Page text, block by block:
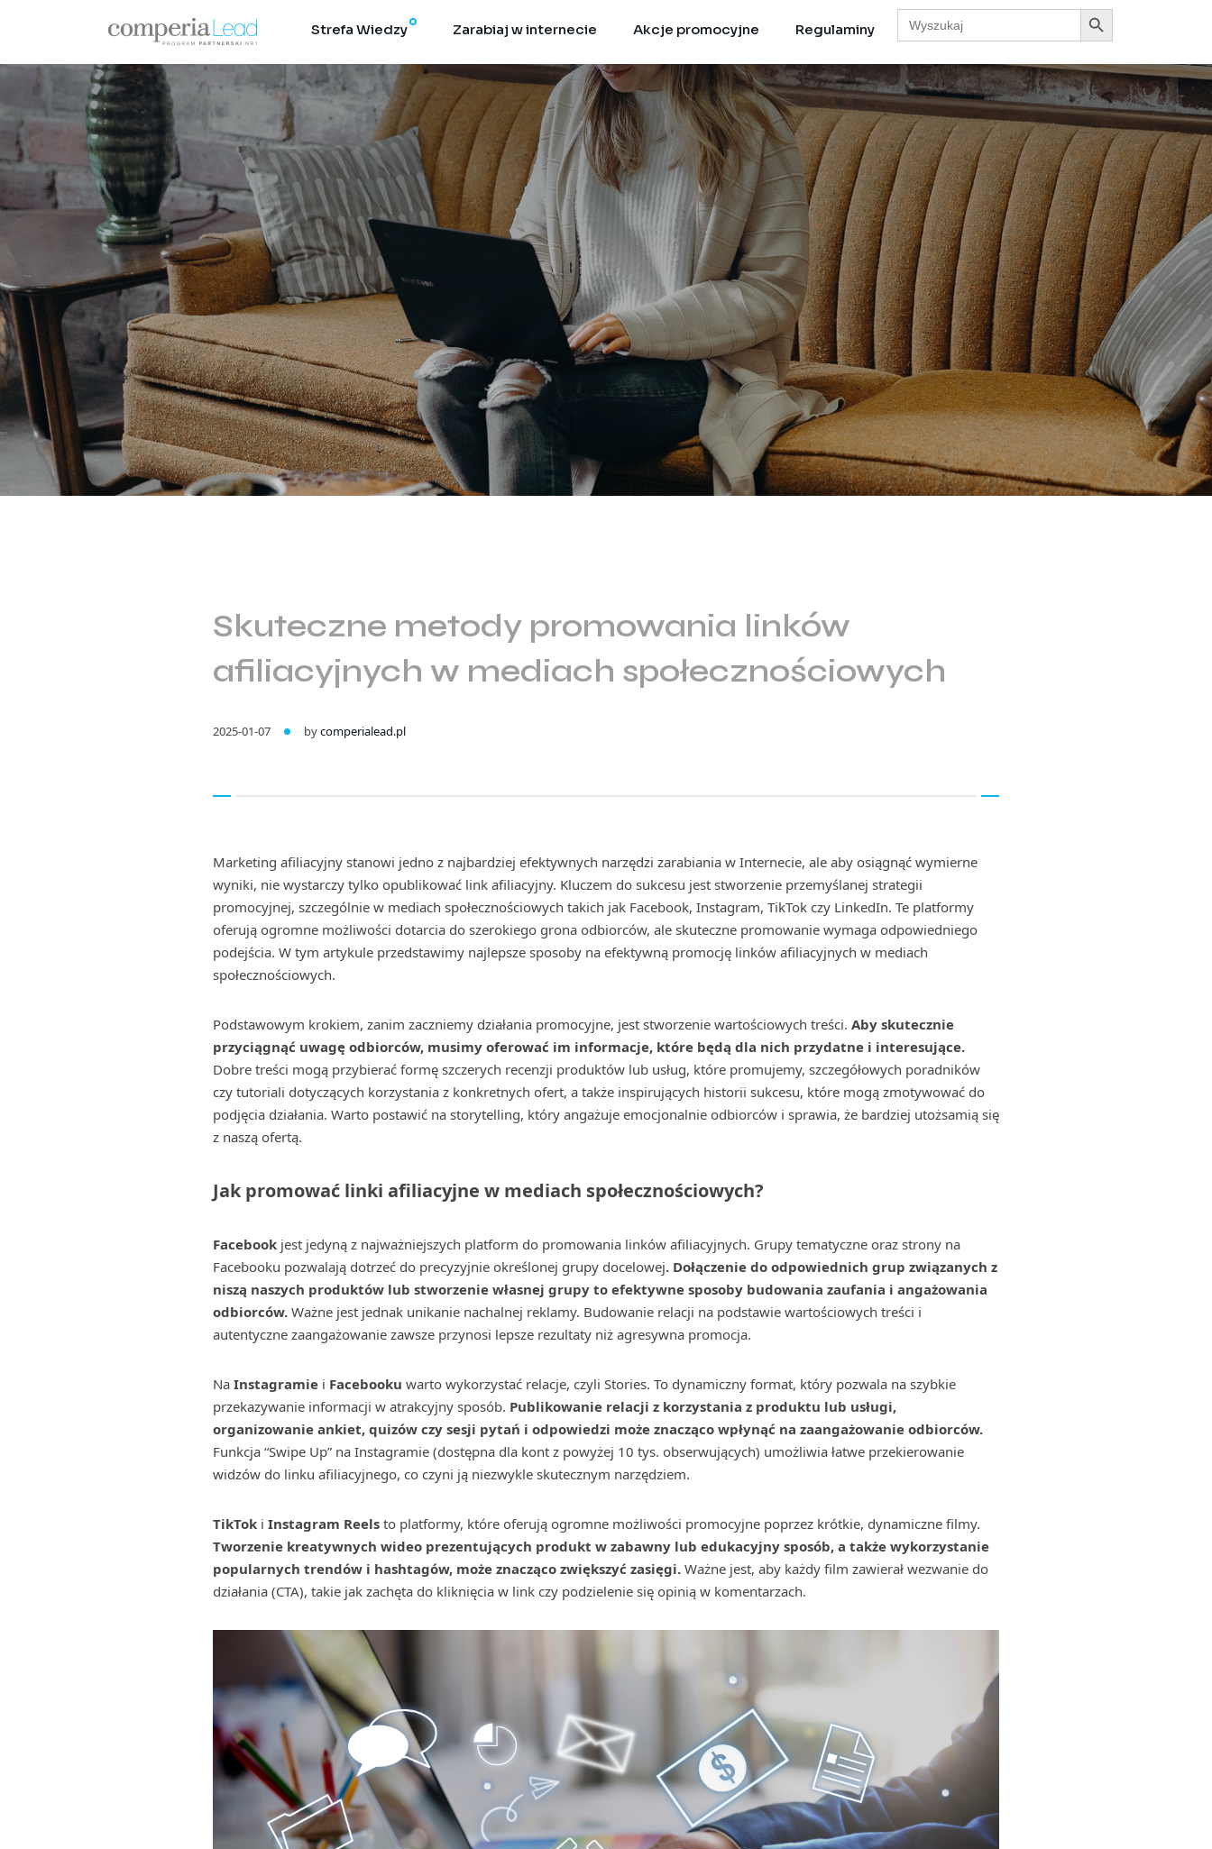
Strefa Wiedzy Zarabiaj w internecie Akcje promocyjne Regulaminy
Search
for:
Search Button
Skuteczne metody promowania linków
afiliacyjnych w mediach społecznościowych
2025-01-07 bycomperialead.pl
Marketing afiliacyjny stanowi jedno z najbardziej efektywnych narzędzi zarabiania w Internecie, ale aby osiągnąć wymierne
wyniki, nie wystarczy tylko opublikować link afiliacyjny. Kluczem do sukcesu jest stworzenie przemyślanej strategii
promocyjnej, szczególnie w mediach społecznościowych takich jak Facebook, Instagram, TikTok czy LinkedIn. Te platformy
oferują ogromne możliwości dotarcia do szerokiego grona odbiorców, ale skuteczne promowanie wymaga odpowiedniego
podejścia. W tym artykule przedstawimy najlepsze sposoby na efektywną promocję linków afiliacyjnych w mediach
społecznościowych.
Podstawowym krokiem, zanim zaczniemy działania promocyjne, jest stworzenie wartościowych treści. Aby skutecznie
przyciągnąć uwagę odbiorców, musimy oferować im informacje, które będą dla nich przydatne i interesujące.
Dobre treści mogą przybierać formę szczerych recenzji produktów lub usług, które promujemy, szczegółowych poradników
czy tutoriali dotyczących korzystania z konkretnych ofert, a także inspirujących historii sukcesu, które mogą zmotywować do
podjęcia działania. Warto postawić na storytelling, który angażuje emocjonalnie odbiorców i sprawia, że bardziej utożsamią się
z naszą ofertą.
Jak promować linki afiliacyjne w mediach społecznościowych?
Facebookjest jedyną z najważniejszych platform do promowania linków afiliacyjnych. Grupy tematyczne oraz strony na
Facebooku pozwalają dotrzeć do precyzyjnie określonej grupy docelowej. Dołączenie do odpowiednich grup związanych z
niszą naszych produktów lub stworzenie własnej grupy to efektywne sposoby budowania zaufania i angażowania
odbiorców.Ważne jest jednak unikanie nachalnej reklamy. Budowanie relacji na podstawie wartościowych treści i
autentyczne zaangażowanie zawsze przynosi lepsze rezultaty niż agresywna promocja.
Na Instagramie i Facebooku warto wykorzystać relacje, czyli Stories. To dynamiczny format, który pozwala na szybkie
przekazywanie informacji w atrakcyjny sposób. Publikowanie relacji z korzystania z produktu lub usługi,
organizowanie ankiet, quizów czy sesji pytań i odpowiedzi może znacząco wpłynąć na zaangażowanie odbiorców.
Funkcja “Swipe Up” na Instagramie (dostępna dla kont z powyżej 10 tys. obserwujących) umożliwia łatwe przekierowanie
widzów do linku afiliacyjnego, co czyni ją niezwykle skutecznym narzędziem.
TikToki Instagram Reelsto platformy, które oferują ogromne możliwości promocyjne poprzez krótkie, dynamiczne filmy.
Tworzenie kreatywnych wideo prezentujących produkt w zabawny lub edukacyjny sposób, a także wykorzystanie
popularnych trendów i hashtagów, może znacząco zwiększyć zasięgi. Ważne jest, aby każdy film zawierał wezwanie do
działania (CTA), takie jak zachęta do kliknięcia w link czy podzielenie się opinią w komentarzach.